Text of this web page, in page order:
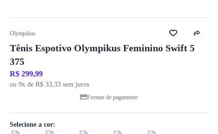
1/ 6
Olympikus
Tênis Espotivo Olympikus Feminino Swift 5
375
R$ 299,99
ou 9x de R$ 33,33 sem juros
Formas de pagamento
Selecione a cor: